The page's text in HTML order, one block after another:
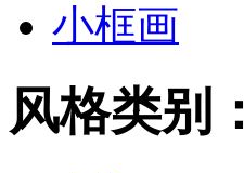
小框画
风格类别：